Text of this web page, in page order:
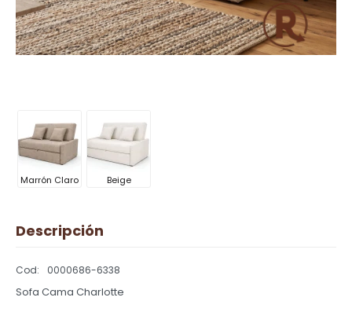
Marrón Claro Beige
Descripción
0000686-6338
Sofa Cama Charlotte